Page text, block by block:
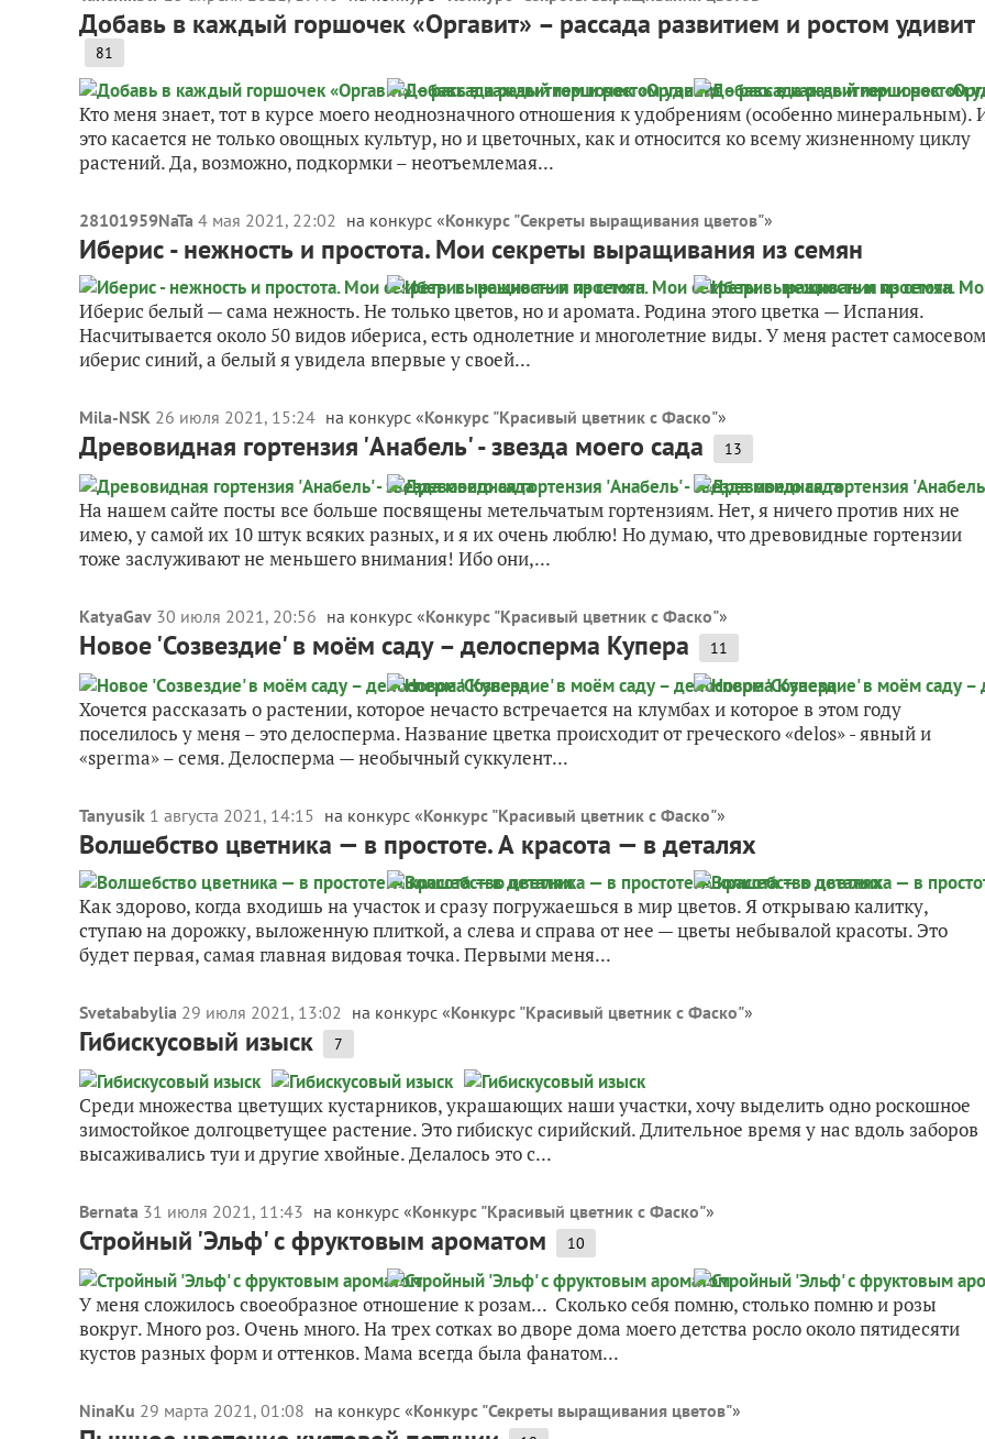
Добавь в каждый горшочек «Оргавит» – рассада развитием и ростом удивит
81
Кто меня знает, тот в курсе моего неоднозначного отношения к удобрениям (особенно минеральным).
это касается не только овощных культур, но и цветочных, как и относится ко всему жизненному циклу
растений. Да, возможно, подкормки – неотъемлемая...
28101959NaTa 4 мая 2021, 22:02 на конкурс «Конкурс "Секреты выращивания цветов"»
Иберис - нежность и простота. Мои секреты выращивания из семян
Иберис белый — сама нежность. Не только цветов, но и аромата. Родина этого цветка — Испания.
Насчитывается около 50 видов ибериса, есть однолетние и многолетние виды. У меня растет самосевом
иберис синий, а белый я увидела впервые у своей...
Mila-NSK 26 июля 2021, 15:24 на конкурс «Конкурс "Красивый цветник с Фаско"»
Древовидная гортензия 'Анабель' - звезда моего сада 13
На нашем сайте посты все больше посвящены метельчатым гортензиям. Нет, я ничего против них не
имею, у самой их 10 штук всяких разных, и я их очень люблю! Но думаю, что древовидные гортензии
тоже заслуживают не меньшего внимания! Ибо они,...
KatyaGav 30 июля 2021, 20:56 на конкурс «Конкурс "Красивый цветник с Фаско"»
Новое 'Созвездие' в моём саду – делосперма Купера 11
Хочется рассказать о растении, которое нечасто встречается на клумбах и которое в этом году
поселилось у меня – это делосперма. Название цветка происходит от греческого «delos» - явный и
«sperma» – семя. Делосперма — необычный суккулент...
Tanyusik 1 августа 2021, 14:15 на конкурс «Конкурс "Красивый цветник с Фаско"»
Волшебство цветника — в простоте. А красота — в деталях
Как здорово, когда входишь на участок и сразу погружаешься в мир цветов. Я открываю калитку,
ступаю на дорожку, выложенную плиткой, а слева и справа от нее — цветы небывалой красоты. Это
будет первая, самая главная видовая точка. Первыми меня...
Svetababylia 29 июля 2021, 13:02 на конкурс «Конкурс "Красивый цветник с Фаско"»
Гибискусовый изыск 7
Среди множества цветущих кустарников, украшающих наши участки, хочу выделить одно роскошное
зимостойкое долгоцветущее растение. Это гибискус сирийский. Длительное время у нас вдоль заборов
высаживались туи и другие хвойные. Делалось это с...
Bernata 31 июля 2021, 11:43 на конкурс «Конкурс "Красивый цветник с Фаско"»
Стройный 'Эльф' с фруктовым ароматом 10
У меня сложилось своеобразное отношение к розам... Сколько себя помню, столько помню и розы
вокруг. Много роз. Очень много. На трех сотках во дворе дома моего детства росло около пятидесяти
кустов разных форм и оттенков. Мама всегда была фанатом...
NinaKu 29 марта 2021, 01:08 на конкурс «Конкурс "Секреты выращивания цветов"»